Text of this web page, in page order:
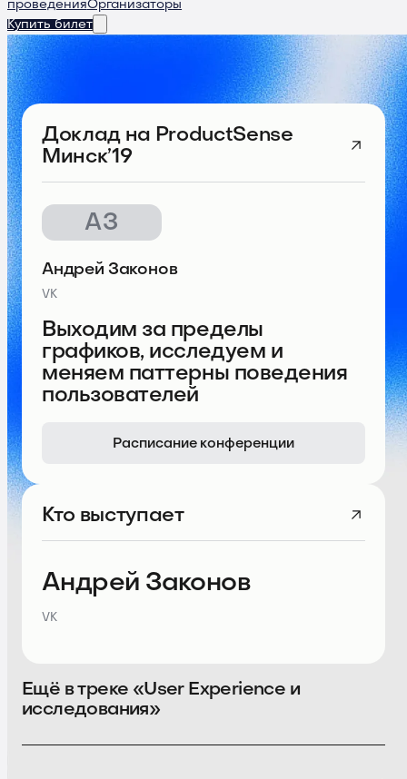
проведенияОрганизаторы
Купить билет
Доклад на ProductSense
Минск’19
АЗ
Выходим за пределы
графиков, исследуем и
меняем паттерны поведения
пользователей
Андрей Законов
VK
Расписание конференции
Кто выступает
Андрей Законов
VK
Ещё в треке «User Experience и
исследования»